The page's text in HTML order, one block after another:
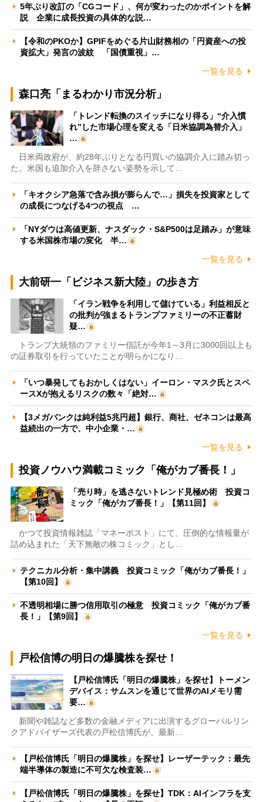
5年ぶり改訂の「CGコード」、何が変わったのかポイントを解
説 企業に成長投資の具体的な説…
【令和のPKOか】GPIFをめぐる片山財務相の「円資産への投
資拡大」発言の波紋 「国債重視」…
一覧を見る
森口亮「まるわかり市況分析」
「トレンド転換のスイッチになり得る」“介入慣
れ”した市場心理を変える「日米協調為替介入」
…
日米両政府が、約28年ぶりとなる円買いの協調介入に踏み切っ
た。米国も追加介入を辞さない姿勢を示して…
「キオクシア急落で含み損が膨らんで…」損失を投資家として
の成長につなげる4つの視点 …
「NYダウは高値更新、ナスダック・S&P500は足踏み」が意味
する米国株市場の変化 半…
一覧を見る
大前研一「ビジネス新大陸」の歩き方
「イラン戦争を利用して儲けている」利益相反と
の批判が強まるトランプファミリーの不正蓄財
疑…
トランプ大統領のファミリー信託が今年1～3月に3000回以上も
の証券取引を行っていたことが明らかになり…
「いつ暴発してもおかしくはない」イーロン・マスク氏とスペ
ースXが抱えるリスクの数々「絶対…
【3メガバンクは純利益5兆円超】銀行、商社、ゼネコンは最高
益続出の一方で、中小企業・…
一覧を見る
投資ノウハウ満載コミック「俺がカブ番長！」
「売り時」を逃さないトレンド見極め術 投資コ
ミック「俺がカブ番長！」【第11回】
かつて投資情報雑誌「マネーポスト」にて、圧倒的な情報量が
詰め込まれた「天下無敵の株コミック」とし…
テクニカル分析・集中講義 投資コミック「俺がカブ番長！」
【第10回】
不透明相場に勝つ信用取引の極意 投資コミック「俺がカブ番
長！」【第9回】
一覧を見る
戸松信博の明日の爆騰株を探せ！
【戸松信博氏「明日の爆騰株」を探せ】トーメン
デバイス：サムスンを通じて世界のAIメモリ需
要…
新聞や雑誌など多数の金融メディアに出演するグローバルリン
クアドバイザーズ代表の戸松信博氏が、最新…
【戸松信博氏「明日の爆騰株」を探せ】レーザーテック：最先
端半導体の製造に不可欠な検査装…
【戸松信博氏「明日の爆騰株」を探せ】TDK：AIインフラを支